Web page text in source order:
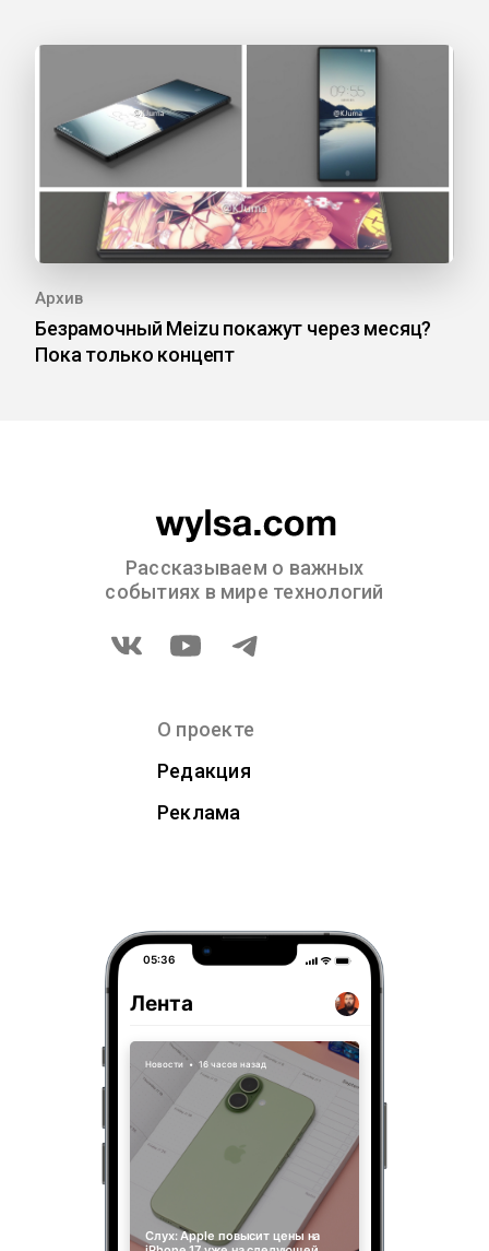
Архив
Безрамочный Meizu покажут через месяц?
Пока только концепт
Рассказываем о важных
событиях в мире технологий
О проекте
Редакция
Реклама
05:36
Лента
Новости • 16 часов назад
Слух: Apple повысит цены на